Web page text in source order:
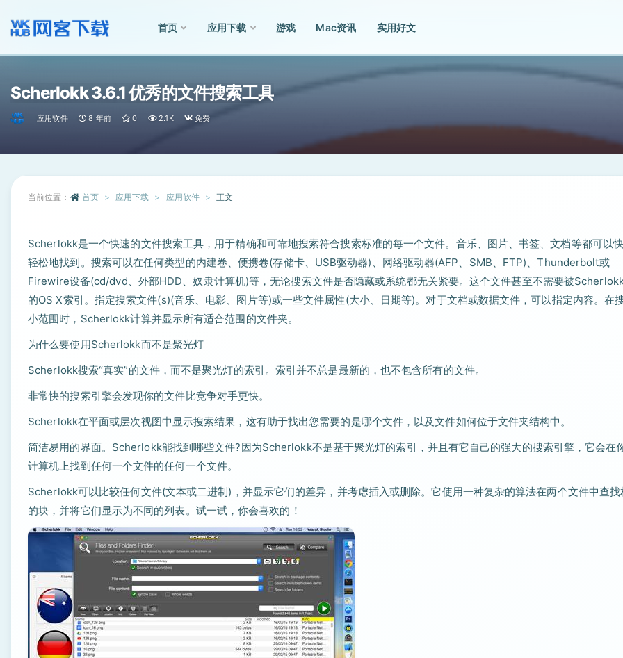
首页 应用下载 游戏 Mac资讯 实用好文
Scherlokk 3.6.1 优秀的文件搜索工具
应用软件 8 年前 0 2.1K 免费
当前位置： 首页 应用下载 应用软件 正文
Scherlokk是一个快速的文件搜索工具，用于精确和可靠地搜索符合搜索标准的每一个文件。音乐、图片、书签、文档等都可以
轻松地找到。搜索可以在任何类型的内建卷、便携卷(存储卡、USB驱动器)、网络驱动器(AFP、SMB、FTP)、Thunderbolt或
Firewire设备(cd/dvd、外部HDD、奴隶计算机)等，无论搜索文件是否隐藏或系统都无关紧要。这个文件甚至不需要被
的OS X索引。指定搜索文件(s)(音乐、电影、图片等)或一些文件属性(大小、日期等)。对于文档或数据文件，可以指定内容。在
小范围时，Scherlokk计算并显示所有适合范围的文件夹。
为什么要使用Scherlokk而不是聚光灯
Scherlokk搜索“真实”的文件，而不是聚光灯的索引。索引并不总是最新的，也不包含所有的文件。
非常快的搜索引擎会发现你的文件比竞争对手更快。
Scherlokk在平面或层次视图中显示搜索结果，这有助于找出您需要的是哪个文件，以及文件如何位于文件夹结构中。
简洁易用的界面。Scherlokk能找到哪些文件?因为Scherlokk不是基于聚光灯的索引，并且有它自己的强大的搜索引擎，它会在
计算机上找到任何一个文件的任何一个文件。
Scherlokk可以比较任何文件(文本或二进制)，并显示它们的差异，并考虑插入或删除。它使用一种复杂的算法在两个文件中查找
的块，并将它们显示为不同的列表。试一试，你会喜欢的！